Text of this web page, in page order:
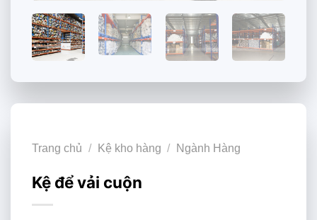
Trang chủ / Kệ kho hàng / Ngành Hàng
Kệ để vải cuộn